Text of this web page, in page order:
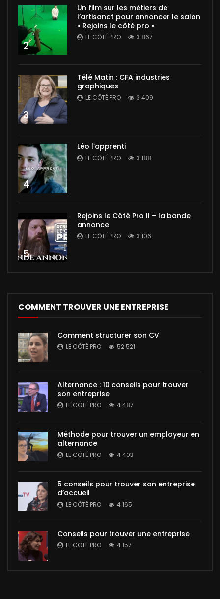
2
Un film sur les métiers de
l’artisanat pour annoncer le salon
« Rejoins le côté pro »
LE CÔTÉ PRO 3 867
3
Télé Matin : CFA industries
graphiques
LE CÔTÉ PRO 3 409
4
Léo l’apprenti
LE CÔTÉ PRO 3 188
5
Rejoins le Côté Pro II – la bande
annonce
LE CÔTÉ PRO 3 106
COMMENT TROUVER UNE ENTREPRISE
Comment structurer son CV
LE CÔTÉ PRO 52 521
Alternance : 10 conseils pour trouver
son entreprise
LE CÔTÉ PRO 4 487
Méthode pour trouver un employeur en
alternance
LE CÔTÉ PRO 4 403
5 conseils pour trouver son entreprise
d’accueil
LE CÔTÉ PRO 4 165
Conseils pour trouver une entreprise
LE CÔTÉ PRO 4 157